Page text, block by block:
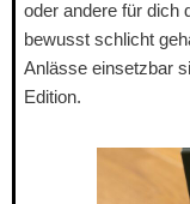
oder andere für dich
bewusst schlicht
Anlässe einsetzbar
Edition.